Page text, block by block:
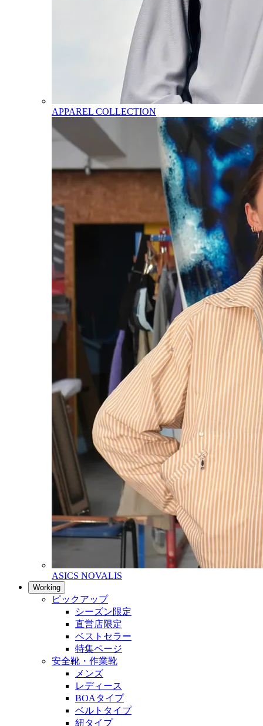
APPAREL COLLECTION
ASICS NOVALIS
Working
ピックアップ
シーズン限定
直営店限定
ベストセラー
特集ページ
安全靴・作業靴
メンズ
レディース
BOAタイプ
ベルトタイプ
紐タイプ